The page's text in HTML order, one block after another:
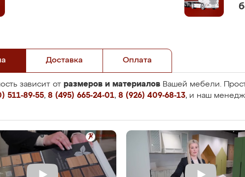
Доставка Оплата
зависит от размеров и материалов Вашей мебели.
511-89-55, 8 (495) 665-24-01, 8 (926) 409-68-13, и наш